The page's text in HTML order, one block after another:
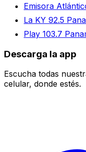
Emisora
La KY 92.5
Play 103.7
Descarga la app
Escucha todas
celular, donde estés.